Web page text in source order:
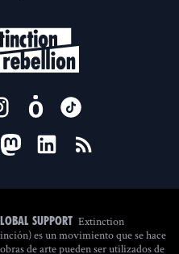
ON
Support Extinction
es un movimiento que se hace
de arte pueden ser utilizados de